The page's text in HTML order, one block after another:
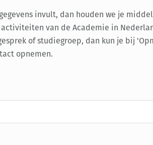
invult, dan houden we je
van de Academie in
of studiegroep, dan kun je bij
opnemen.